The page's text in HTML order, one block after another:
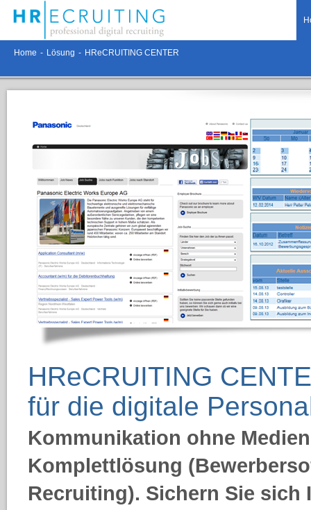
Home - Lösung - HReCRUITING CENTER
HReCRUITING
für die digitale
Kommunikation ohne
Komplettlösung
Recruiting). Sichern Sie